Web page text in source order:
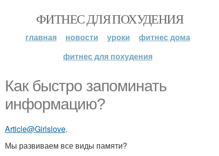
ФИТНЕС ДЛЯ ПОХУДЕНИЯ
главная новости уроки
фитнес дома
фитнес для похудения
Как быстро запоминать
информацию?
Article@Girlslove.
Мы развиваем все виды памяти?